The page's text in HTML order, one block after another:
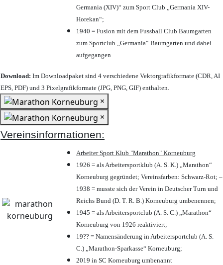
Germania (XIV)“ zum Sport Club „Germania XIV-
Horekan“;
1940 = Fusion mit dem Fussball Club Baumgarten
zum Sportclub „Germania“ Baumgarten und dabei
aufgegangen
Download: Im Downloadpaket sind 4 verschiedene Vektorgrafikformate (CDR, AI
EPS, PDF) und 3 Pixelgrafikformate (JPG, PNG, GIF) enthalten.
×
×
Vereinsinformationen:
Arbeiter Sport Klub "Marathon" Korneuburg
1926 = als Arbeitersportklub (A. S. K.) „Marathon“
Korneuburg gegründet; Vereinsfarben: Schwarz-Rot; –
1938 = musste sich der Verein in Deutscher Turn und
Reichs Bund (D. T. R. B.) Korneuburg umbenennen;
1945 = als Arbeitersportclub (A. S. C.) „Marathon“
Korneuburg von 1926 reaktiviert;
19?? = Namensänderung in Arbeitersportclub (A. S.
C.) „Marathon-Sparkasse“ Korneuburg;
2019 in SC Korneuburg umbenannt